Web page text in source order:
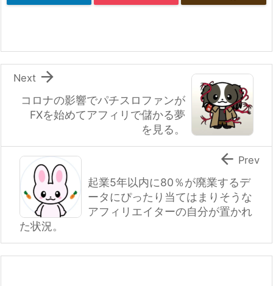
コロナの影響でパチスロファンが
FXを始めてアフィリで儲かる夢
を見る。

Next
起業5年以内に80％が廃業するデ
ータにぴったり当てはまりそうな
アフィリエイターの自分が置かれ
た状況。
 Prev